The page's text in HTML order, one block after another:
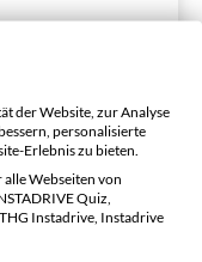
der Website, zur Analyse
personalisierte
Erlebnis zu bieten.
Webseiten von
Quiz,
Instadrive, Instadrive